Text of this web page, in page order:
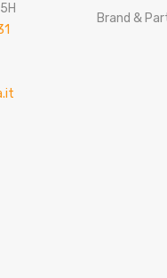
Brand &